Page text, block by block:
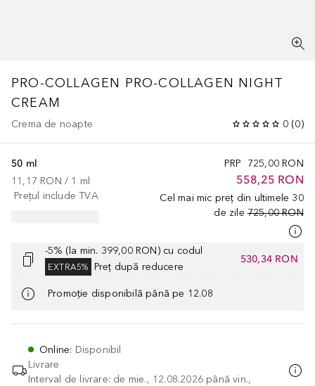
PRO-COLLAGEN PRO-COLLAGEN NIGHT
CREAM
Crema de noapte 0 (0)
PRP 725,00 RON
558,25 RON
Cel mai mic preț din ultimele 30
de zile 725,00 RON
50 ml
11,17 RON / 1 ml
Prețul include TVA
-5% (la min. 399,00 RON) cu codul
EXTRA5% Preț după reducere
530,34 RON
Promoție disponibilă până pe 12.08
Online: Disponibil
Livrare
Interval de livrare: de mie., 12.08.2026 până vin.,